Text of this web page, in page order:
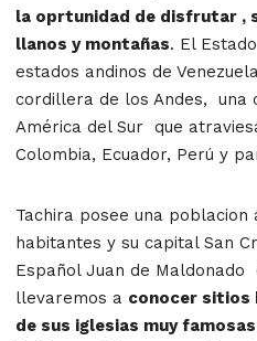
la oprtunidad de disfrutar ,
llanos y montañas. El
estados andinos de
cordillera de los Andes, una
América del Sur que
Colombia, Ecuador, Perú y
Tachira posee una
habitantes y su capital San
Español Juan de Maldonado
llevaremos a conocer
de sus iglesias muy